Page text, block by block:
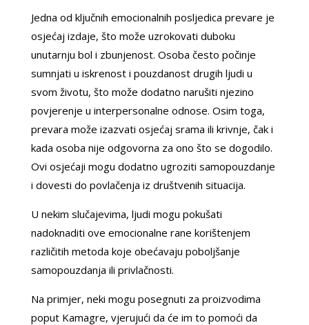
Jedna od ključnih emocionalnih posljedica prevare je
osjećaj izdaje, što može uzrokovati duboku
unutarnju bol i zbunjenost. Osoba često počinje
sumnjati u iskrenost i pouzdanost drugih ljudi u
svom životu, što može dodatno narušiti njezino
povjerenje u interpersonalne odnose. Osim toga,
prevara može izazvati osjećaj srama ili krivnje, čak i
kada osoba nije odgovorna za ono što se dogodilo.
Ovi osjećaji mogu dodatno ugroziti samopouzdanje
i dovesti do povlačenja iz društvenih situacija.
U nekim slučajevima, ljudi mogu pokušati
nadoknaditi ove emocionalne rane korištenjem
različitih metoda koje obećavaju poboljšanje
samopouzdanja ili privlačnosti.
Na primjer, neki mogu posegnuti za proizvodima
poput Kamagre, vjerujući da će im to pomoći da